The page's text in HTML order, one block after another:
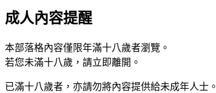
成人內容提醒
本部落格內容僅限年滿十八歲者瀏覽。
若您未滿十八歲，請立即離開。
已滿十八歲者，亦請勿將內容提供給未成年人士。